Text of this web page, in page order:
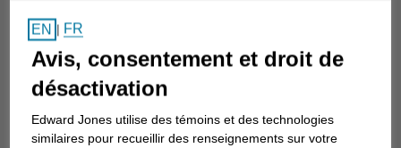
Comment choisir un
conseiller en investissement
Choisir un conseiller en investissement est
votre avenir. Voici comment commencer.
EN | FR
Avis, consentement et droit de
désactivation
Edward Jones utilise des témoins et des technologies
similaires pour recueillir des renseignements sur votre